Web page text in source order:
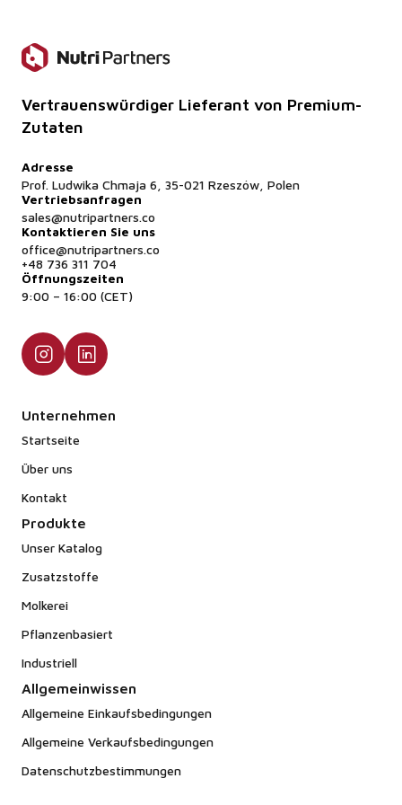
Vertrauenswürdiger Lieferant von Premium-
Zutaten
Adresse
Prof. Ludwika Chmaja 6, 35-021 Rzeszów, Polen
Vertriebsanfragen
sales@nutripartners.co
Kontaktieren Sie uns
office@nutripartners.co
+48 736 311 704
Öffnungszeiten
9:00 – 16:00 (CET)
Unternehmen
Startseite
Über uns
Kontakt
Produkte
Unser Katalog
Zusatzstoffe
Molkerei
Pflanzenbasiert
Industriell
Allgemeinwissen
Allgemeine Einkaufsbedingungen
Allgemeine Verkaufsbedingungen
Datenschutzbestimmungen